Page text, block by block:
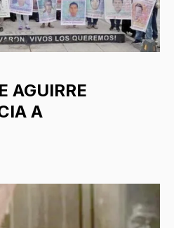
AGUIRRE
A